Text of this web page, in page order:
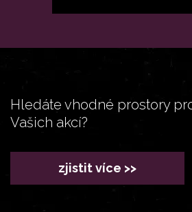
Hledáte vhodné prostory
Vašich akcí?
zjistit více >>